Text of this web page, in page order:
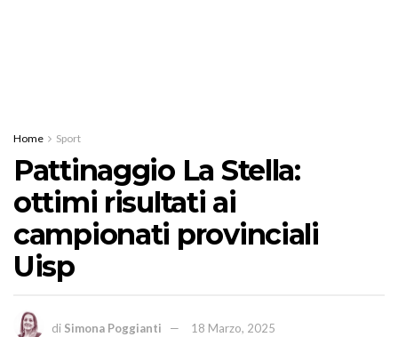
Home Sport
Pattinaggio La Stella:
ottimi risultati ai
campionati provinciali
Uisp
di Simona Poggianti 18 Marzo, 2025